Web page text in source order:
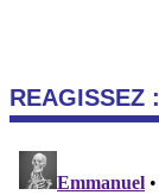
REAGISSEZ :